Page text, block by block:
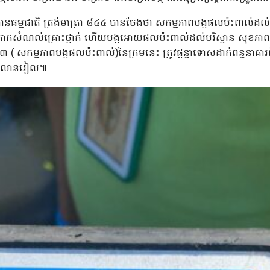
ធម្មជាតិ ត្រង់មាត្រា ៨៤៤ បានចែងថា សកម្មភាពបង្កផលប៉ះពាល់ដល់
សំណល់គ្រោះថ្នាក់ ហើយបង្កអោយផលប៉ះពាល់ដល់បរិស្ថាន សុខភាពស
( សកម្មភាពបង្កផលប៉ះពាល់)នៃក្រមនេះ ត្រូវផ្តន្ទាទោសដាក់ពន្ធនាគ
ានរៀល៕